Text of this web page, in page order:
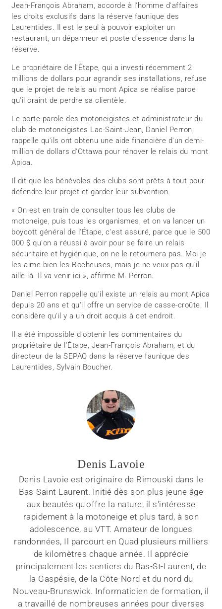
Jean-François Abraham, accorde à l'homme d'affaires
les droits exclusifs dans la réserve faunique des
Laurentides. Il est le seul à pouvoir exploiter un
restaurant, un dépanneur et poste d'essence dans la
réserve.
Le propriétaire de l'Étape, qui a investi récemment 2
millions de dollars pour agrandir ses installations, refuse
que le projet de relais au mont Apica se réalise parce
qu'il craint de perdre sa clientèle.
Le porte-parole des motoneigistes et administrateur du
club de motoneigistes Lac-Saint-Jean, Daniel Perron,
rappelle qu'ils ont obtenu une aide financière d'un demi-
million de dollars d'Ottawa pour rénover le relais du mont
Apica.
Il dit que les bénévoles des clubs sont prêts à tout pour
défendre leur projet et garder leur subvention.
« On est en train de consulter tous les clubs de
motoneige, puis tous les organismes, et on va lancer un
boycott général de l'Étape, c'est assuré, parce que le 500
000 $ qu'on a réussi à avoir pour se faire un relais
sécuritaire et hygiénique, on ne le retournera pas. Moi je
les aime bien les Rocheuses, mais je ne veux pas qu'il
aille là. Il va venir ici », affirme M. Perron.
Daniel Perron rappelle qu'il existe un relais au mont Apica
depuis 20 ans et qu'il offre un service de casse-croûte. Il
considère qu'il y a un droit acquis à cet endroit.
Il a été impossible d'obtenir les commentaires du
propriétaire de l'Étape, Jean-François Abraham, et du
directeur de la SEPAQ dans la réserve faunique des
Laurentides, Sylvain Boucher.
Denis Lavoie
Denis Lavoie est originaire de Rimouski dans le
Bas-Saint-Laurent. Initié dès son plus jeune âge
aux beautés qu'offre la nature, il s'intéresse
rapidement à la motoneige et plus tard, à son
adolescence, au VTT. Amateur de longues
randonnées, Il parcourt en Quad plusieurs milliers
de kilomètres chaque année. Il apprécie
principalement les sentiers du Bas-St-Laurent, de
la Gaspésie, de la Côte-Nord et du nord du
Nouveau-Brunswick. Informaticien de formation, il
a travaillé de nombreuses années pour diverses